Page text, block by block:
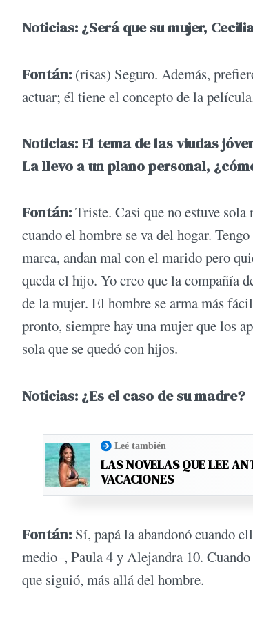
Noticias: ¿Será que su mujer,
Fontán: (risas) Seguro. Además,
actuar; él tiene el concepto de la
Noticias: El tema de las viudas
La llevo a un plano personal,
Fontán:Triste. Casi que no estuve
cuando el hombre se va del hogar.
marca, andan mal con el marido pero
queda el hijo. Yo creo que la compañía
de la mujer. El hombre se arma más
pronto, siempre hay una mujer que los
sola que se quedó con hijos.
Noticias: ¿Es el caso de su madre?
Leé también
LAS NOVELAS QUE LEE
VACACIONES
Fontán: Sí, papá la abandonó cuando
medio–, Paula 4 y Alejandra 10.
que siguió, más allá del hombre.